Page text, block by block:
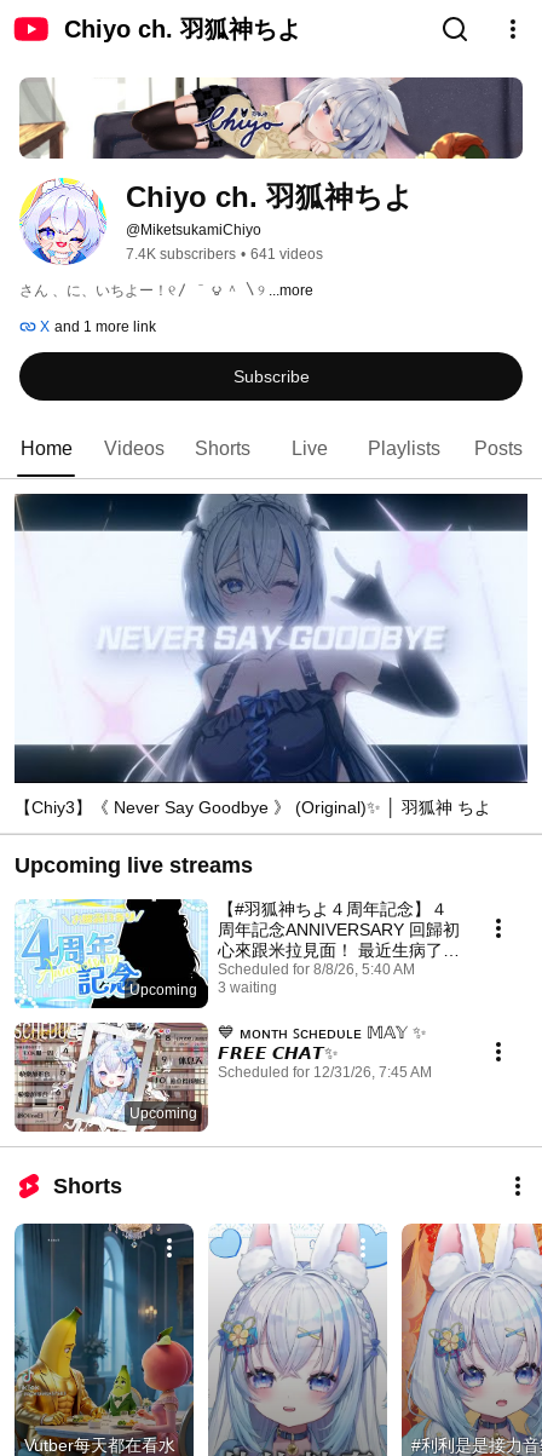
Chiyo ch. 羽狐神ちよ
Chiyo ch. 羽狐神ちよ
@MiketsukamiChiyo
7.4K subscribers • 641 videos
さん 、に、いちよー！୧〳 ＾ ౪ ＾ 〵୨ ...more
X and 1 more link
Subscribe
Home Videos Shorts Live Playlists Posts
【Chiy3】《 Never Say Goodbye 》 (Original)✨ │ 羽狐神 ちよ
Upcoming live streams
Upcoming
【#羽狐神ちよ４周年記念】４
周年記念ANNIVERSARY 回歸初
心來跟米拉見面！ 最近生病了聲
音怪怪的ＴＴ ✨ │ 羽狐神 ちよ
Scheduled for 8/8/26, 5:40 AM
3 waiting
Upcoming
💙 ᴍᴏɴᴛʜ ꜱᴄʜᴇᴅᴜʟᴇ 𝕄𝔸𝕐 ✨
𝙁𝙍𝙀𝙀 𝘾𝙃𝘼𝙏✨
Scheduled for 12/31/26, 7:45 AM
Shorts
Vutber每天都在看水
#利利是是接力